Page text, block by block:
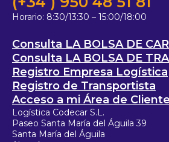
Horario: 8:30/13:30 – 15:00/18:00
Consulta LA BOLSA DE
Consulta LA BOLSA DE
Registro Empresa Logística
Registro de Transportista
Acceso a mi Área de
Logística Codecar S.L.
Paseo Santa María del Águila 39
Santa María del Águila